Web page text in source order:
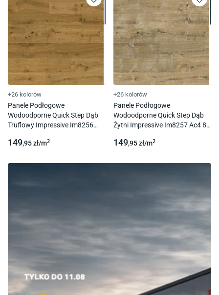
+26 kolorów
Panele Podłogowe
Wodoodporne Quick Step Dąb
Truflowy Impressive Im8256
149,95zł/m2
+26 kolorów
Panele Podłogowe
Wodoodporne Quick Step Dąb
Żytni Impressive Im8257 Ac4 8
149,95zł/m2